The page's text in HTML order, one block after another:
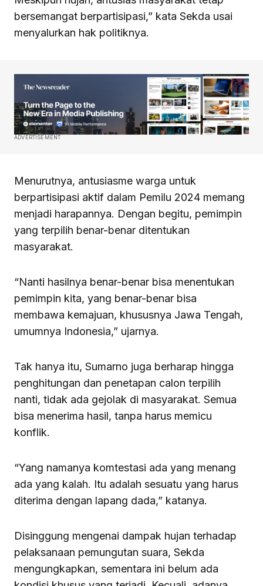
bersemangat berpartisipasi,” kata Sekda usai
menyalurkan hak politiknya.
ADVERTISEMENT
Menurutnya, antusiasme warga untuk
berpartisipasi aktif dalam Pemilu 2024 memang
menjadi harapannya. Dengan begitu, pemimpin
yang terpilih benar-benar ditentukan
masyarakat.
“Nanti hasilnya benar-benar bisa menentukan
pemimpin kita, yang benar-benar bisa
membawa kemajuan, khususnya Jawa Tengah,
umumnya Indonesia,” ujarnya.
Tak hanya itu, Sumarno juga berharap hingga
penghitungan dan penetapan calon terpilih
nanti, tidak ada gejolak di masyarakat. Semua
bisa menerima hasil, tanpa harus memicu
konflik.
“Yang namanya komtestasi ada yang menang
ada yang kalah. Itu adalah sesuatu yang harus
diterima dengan lapang dada,” katanya.
Disinggung mengenai dampak hujan terhadap
pelaksanaan pemungutan suara, Sekda
mengungkapkan, sementara ini belum ada